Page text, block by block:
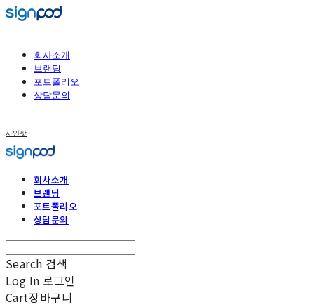
회사소개
브랜딩
포트폴리오
상담문의
사인팟
회사소개
브랜딩
포트폴리오
상담문의
Search 검색
Log In 로그인
Cart장바구니